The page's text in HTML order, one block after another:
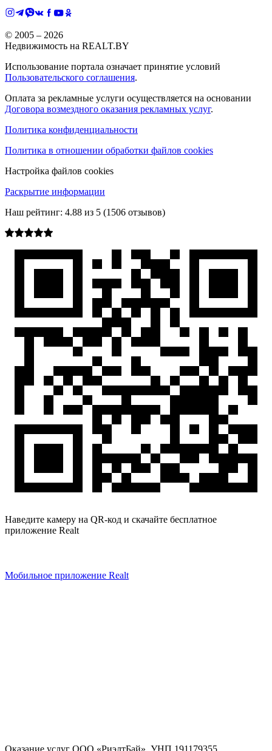
© 2005 – 2026
Недвижимость на REALT.BY
Использование портала означает принятие условий
Пользовательского соглашения.
Оплата за рекламные услуги осуществляется на основании
Договора возмездного оказания рекламных услуг.
Политика конфиденциальности
Политика в отношении обработки файлов cookies
Настройка файлов cookies
Раскрытие информации
Наш рейтинг: 4.88 из 5 (1506 отзывов)
Наведите камеру на QR-код и скачайте бесплатное
приложение Realt
Мобильное приложение Realt
Оказание услуг ООО «РиэлтБай» УНП 191179355